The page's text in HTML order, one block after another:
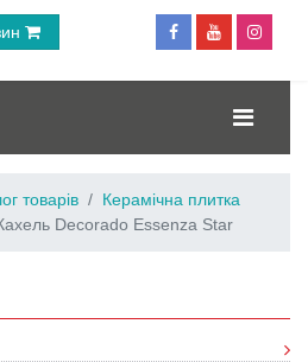
товарів
Керамічна плитка
Decorado Essenza Star